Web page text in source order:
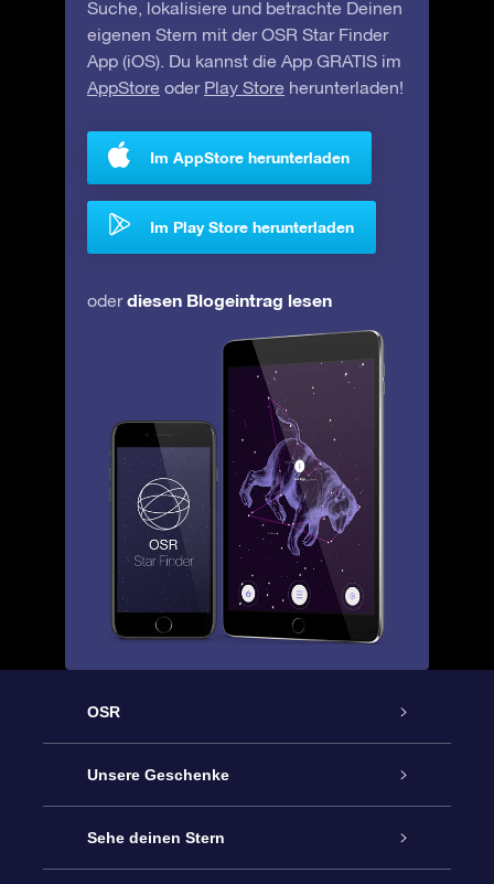
Suche, lokalisiere und betrachte Deinen
eigenen Stern mit der OSR Star Finder
App (iOS). Du kannst die App GRATIS im
AppStore oder Play Store herunterladen!
Im AppStore herunterladen
Im Play Store herunterladen
oderdiesen Blogeintrag lesen
OSR
Service
Kontakt
Unsere Geschenke
Sterne schenken
Sehe deinen Stern